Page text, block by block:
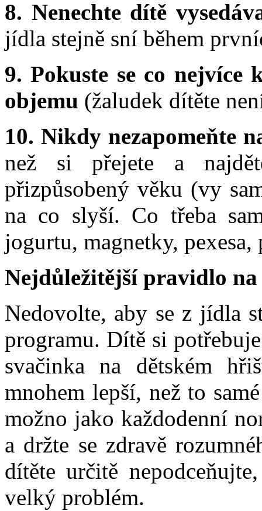
8. Nenechte dítě
jídla stejně sní během
9. Pokuste se co nejvíce
objemu (žaludek dítěte
10. Nikdy nezapomeňte
než si přejete a
přizpůsobený věku (vy
na co slyší. Co třeba
jogurtu, magnetky,
Nejdůležitější pravidlo na
Nedovolte, aby se z jídla
programu. Dítě si
svačinka na dětském
mnohem lepší, než to
možno jako každodenní
a držte se zdravě
dítěte určitě
velký problém.